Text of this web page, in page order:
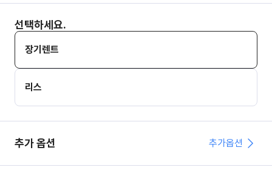
선택하세요.
장기렌트
리스
추가 옵션 추가옵션